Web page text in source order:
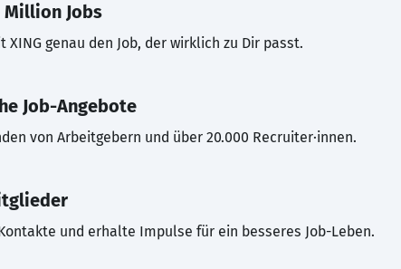
Million Jobs
XING genau den Job, der wirklich zu Dir passt.
Job-Angebote
von Arbeitgebern und über 20.000 Recruiter·innen.
und erhalte Impulse für ein besseres Job-Leben.